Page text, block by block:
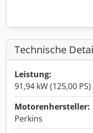
Technische
Leistung:
91,94 kW (125,00 PS)
Motorenhersteller:
Perkins